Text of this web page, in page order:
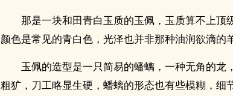
那是一块和田青白玉质的玉佩，玉质算不上顶
颜色是常见的青白色，光泽也并非那种油润欲滴的
玉佩的造型是一只简易的蟠螭，一种无角的
粗犷，刀工略显生硬，蟠螭的形态也有些模糊，细